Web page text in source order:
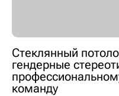
Стеклянный
гендерные
команду